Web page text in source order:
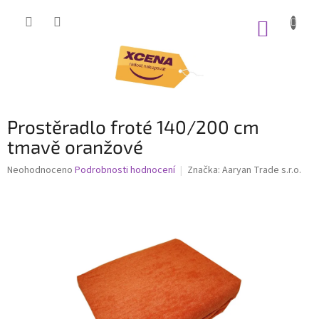
Prostěradlo froté 140/200 cm
tmavě oranžové
Průměrné
Neohodnoceno Podrobnosti hodnocení Značka: Aaryan Trade s.r.o.